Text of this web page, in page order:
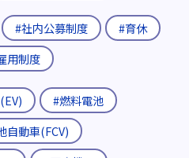
#社内公募制度
#育休
用制度
#燃料電池
自動車(FCV)